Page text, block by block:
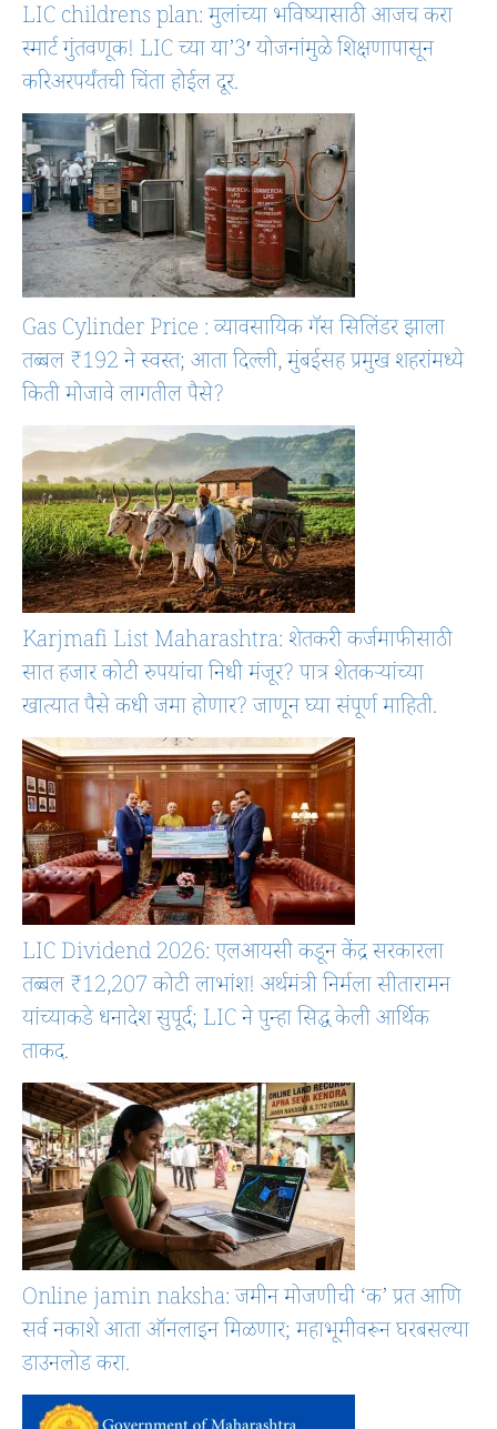
LIC childrens plan: मुलांच्या भविष्यासाठी आजच करा
स्मार्ट गुंतवणूक! LIC च्या या’3′ योजनांमुळे शिक्षणापासून
करिअरपर्यंतची चिंता होईल दूर.
Gas Cylinder Price : व्यावसायिक गॅस सिलिंडर झाला
तब्बल ₹192 ने स्वस्त; आता दिल्ली, मुंबईसह प्रमुख शहरांमध्ये
किती मोजावे लागतील पैसे?
Karjmafi List Maharashtra: शेतकरी कर्जमाफीसाठी
सात हजार कोटी रुपयांचा निधी मंजूर? पात्र शेतकऱ्यांच्या
खात्यात पैसे कधी जमा होणार? जाणून घ्या संपूर्ण माहिती.
LIC Dividend 2026: एलआयसी कडून केंद्र सरकारला
तब्बल ₹12,207 कोटी लाभांश! अर्थमंत्री निर्मला सीतारामन
यांच्याकडे धनादेश सुपूर्द; LIC ने पुन्हा सिद्ध केली आर्थिक
ताकद.
Online jamin naksha: जमीन मोजणीची ‘क’ प्रत आणि
सर्व नकाशे आता ऑनलाइन मिळणार; महाभूमीवरून घरबसल्या
डाउनलोड करा.